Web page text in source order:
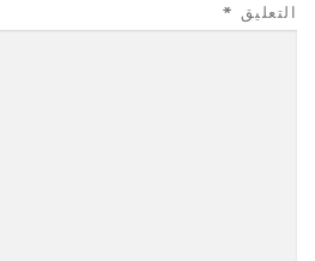
التعليق *